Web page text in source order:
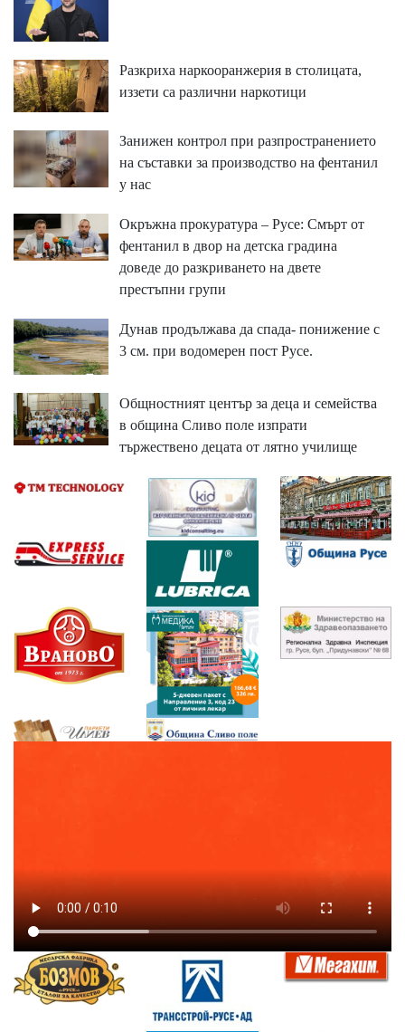
Разкриха наркооранжерия в столицата,
иззети са различни наркотици
Занижен контрол при разпространението
на съставки за производство на фентанил
у нас
Окръжна прокуратура – Русе: Смърт от
фентанил в двор на детска градина
доведе до разкриването на двете
престъпни групи
Дунав продължава да спада- понижение с
3 см. при водомерен пост Русе.
Общностният център за деца и семейства
в община Сливо поле изпрати
тържествено децата от лятно училище